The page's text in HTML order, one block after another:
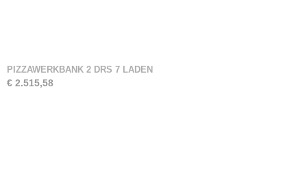
PIZZAWERKBANK 2 DRS 7 LADEN
€ 2.515,58